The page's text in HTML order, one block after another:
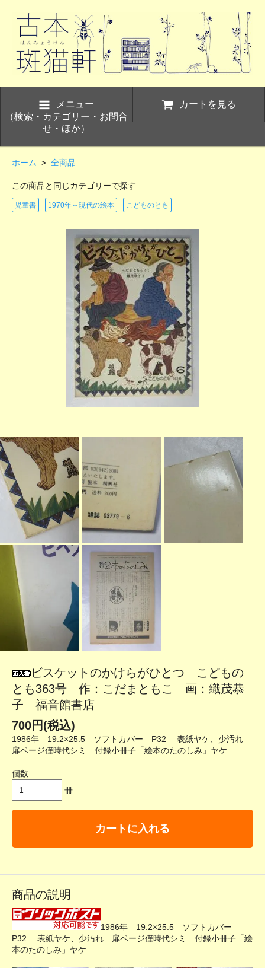
メニュー
（検索・カテゴリー・お問合
せ・ほか）
カートを見る
ホーム > 全商品
この商品と同じカテゴリーで探す
児童書 1970年～現代の絵本 こどものとも
ビスケットのかけらがひとつ こどもの
とも363号 作：こだまともこ 画：織茂恭
子 福音館書店
700円(税込)
1986年 19.2×25.5 ソフトカバー P32 表紙ヤケ、少汚れ
扉ページ僅時代シミ 付録小冊子「絵本のたのしみ」ヤケ
個数
冊
カートに入れる
商品の説明
1986年 19.2×25.5 ソフトカバー
P32 表紙ヤケ、少汚れ 扉ページ僅時代シミ 付録小冊子「絵
本のたのしみ」ヤケ